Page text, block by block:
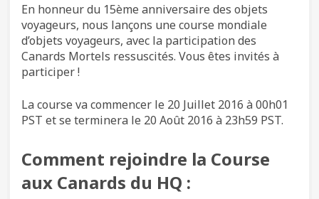
En honneur du 15ème anniversaire des objets
voyageurs, nous lançons une course mondiale
d’objets voyageurs, avec la participation des
Canards Mortels ressuscités. Vous êtes invités à
participer !
La course va commencer le 20 Juillet 2016 à 00h01
PST et se terminera le 20 Août 2016 à 23h59 PST.
Comment rejoindre la Course
aux Canards du HQ :